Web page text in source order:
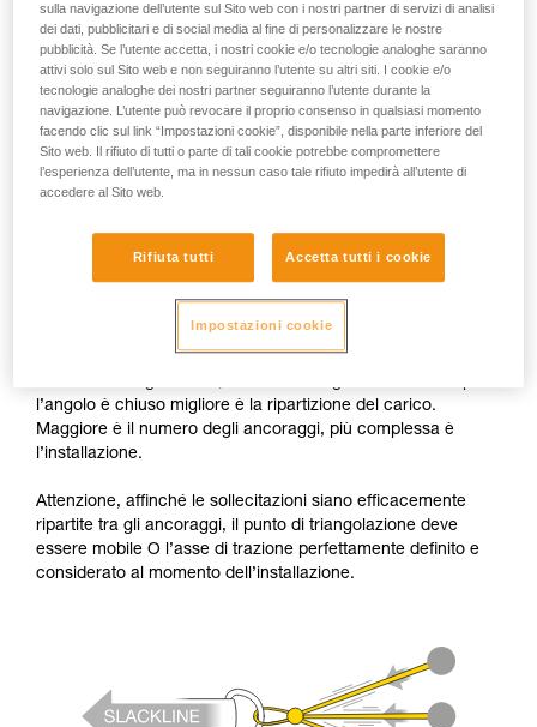
Ripartizione delle sollecitazioni: moltiplicare gli
ancoraggi non è sufficiente
L’installazione deve consentire agli ancoraggi di assumersi
ciascuno una parte uguale delle sollecitazioni. Se un
ancoraggio è caricato più degli altri e cede, l’urto sugli altri
ancoraggi potrà farli cedere a loro volta. Esistono molte
tecniche per ripartire le sollecitazioni tra gli ancoraggi
l’angolo è chiuso migliore è la ripartizione del carico.
Maggiore è il numero degli ancoraggi, più complessa è
l’installazione.
Attenzione, affinché le sollecitazioni siano efficacemente
ripartite tra gli ancoraggi, il punto di triangolazione deve
essere mobile O l’asse di trazione perfettamente definito e
considerato al momento dell’installazione.
sulla navigazione dell’utente sul Sito web con i nostri partner di servizi di analisi
dei dati, pubblicitari e di social media al fine di personalizzare le nostre
pubblicità. Se l’utente accetta, i nostri cookie e/o tecnologie analoghe saranno
attivi solo sul Sito web e non seguiranno l’utente su altri siti. I cookie e/o
tecnologie analoghe dei nostri partner seguiranno l’utente durante la
navigazione. L’utente può revocare il proprio consenso in qualsiasi momento
facendo clic sul link “Impostazioni cookie”, disponibile nella parte inferiore del
Sito web. Il rifiuto di tutti o parte di tali cookie potrebbe compromettere
l’esperienza dell’utente, ma in nessun caso tale rifiuto impedirà all’utente di
accedere al Sito web.
Rifiuta tutti Accetta tutti i cookie
Impostazioni cookie